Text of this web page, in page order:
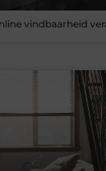
vindbaarheid